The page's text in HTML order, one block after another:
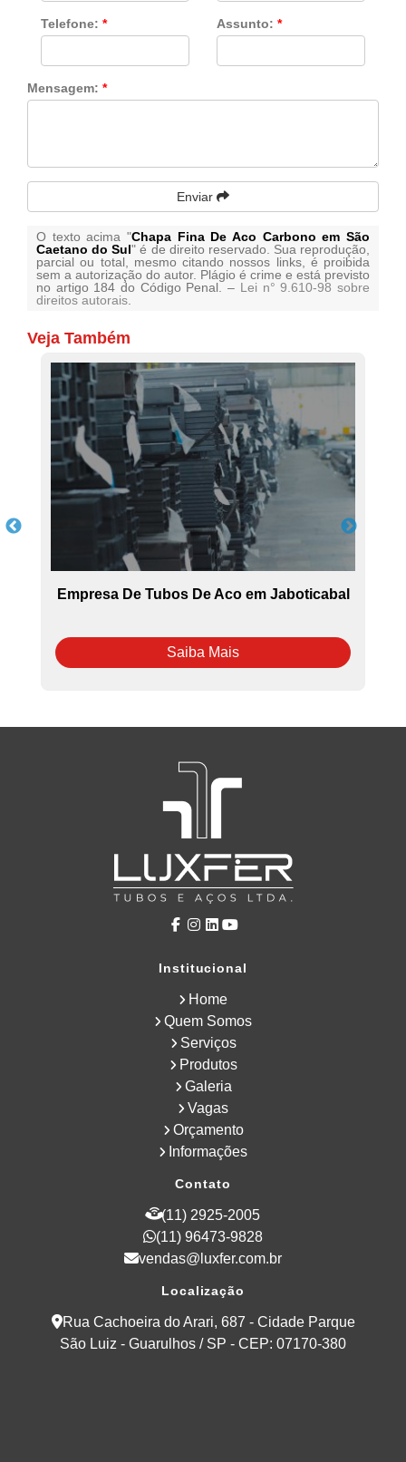
Telefone: * Assunto: *
Mensagem: *
Enviar
O texto acima "Chapa Fina De Aco Carbono em São
Caetano do Sul" é de direito reservado. Sua reprodução,
parcial ou total, mesmo citando nossos links, é proibida
sem a autorização do autor. Plágio é crime e está previsto
no artigo 184 do Código Penal. – Lei n° 9.610-98 sobre
direitos autorais
Veja Também
Empresa De Tubos De Aco em Jaboticabal
Saiba Mais
Institucional
Home
Quem Somos
Serviços
Produtos
Galeria
Vagas
Orçamento
Informações
Contato
(11) 2925-2005
(11) 96473-9828
vendas@luxfer.com.br
Localização
Rua Cachoeira do Arari, 687 - Cidade Parque
São Luiz - Guarulhos / SP - CEP: 07170-380